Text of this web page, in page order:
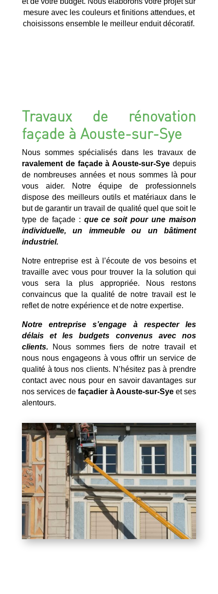
mesure avec les couleurs et finitions attendues, et
choisissons ensemble le meilleur enduit décoratif.
Travaux de rénovation
façade à Aouste-sur-Sye
Nous sommes spécialisés dans les travaux de
ravalement de façade à Aouste-sur-Sye depuis
de nombreuses années et nous sommes là pour
vous aider. Notre équipe de professionnels
dispose des meilleurs outils et matériaux dans le
but de garantir un travail de qualité quel que soit le
type de façade : que ce soit pour une maison
individuelle, un immeuble ou un bâtiment
industriel.
Notre entreprise est à l’écoute de vos besoins et
travaille avec vous pour trouver la la solution qui
vous sera la plus appropriée. Nous restons
convaincus que la qualité de notre travail est le
reflet de notre expérience et de notre expertise.
Notre entreprise s’engage à respecter les
délais et les budgets convenus avec nos
clients. Nous sommes fiers de notre travail et
nous nous engageons à vous offrir un service de
qualité à tous nos clients. N’hésitez pas à prendre
contact avec nous pour en savoir davantages sur
nos services defaçadier à Aouste-sur-Syeet ses
alentours.